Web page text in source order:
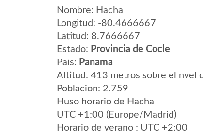
Nombre: Hacha
Longitud: -80.4666667
Latitud: 8.7666667
Estado: Provincia de Cocle
Pais: Panama
Altitud: 413 metros sobre el nvel
Poblacion: 2.759
Huso horario de Hacha
UTC +1:00 (Europe/Madrid)
Horario de verano : UTC +2:00